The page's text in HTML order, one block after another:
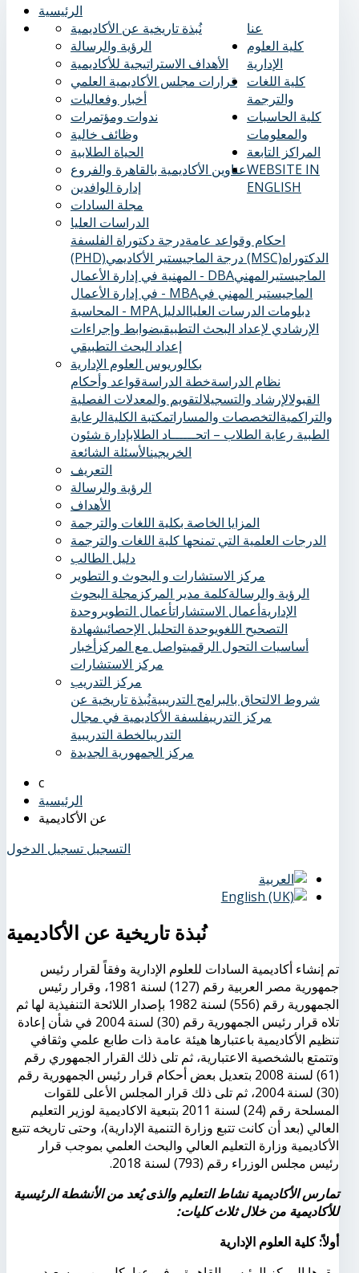
الرئيسية
عنا
نُبذة تاريخية عن الأكاديمية
الرؤية والرسالة
الأهداف الاستراتيجية للأكاديمية
قرارات مجلس الأكاديمية العلمي
أخبار وفعاليات
ندوات ومؤتمرات
وظائف خالية
الحياة الطلابية
عناوين الأكاديمية بالقاهرة والفروع
إدارة الوافدين
كلية العلوم
الإدارية
مجلة السادات
الدراسات العليا
احكام وقواعد عامةدرجة دكتوراة الفلسفة
(PHD)
درجة الماجيستير الأكاديمي (MSC)الدكتوراه
المهنية في إدارة الأعمال - DBAالماجيستيرالمهني
في إدارة الأعمال - MBAالماجيستير المهني في
المحاسبة - MPA
دبلومات الدرسات العلياالدليل
الإرشادي لإعداد البحث التطبيقيضوابط وإجراءات
إعداد البحث التطبيقي
بكالوريوس العلوم الإدارية
نظام الدراسةخطة الدراسةقواعد وأحكام
القبولالإرشاد والتسجيلالتقويم والمعدلات الفصلية
والتراكميةالتخصصات والمساراتمكتبة الكليةالرعاية
الطبية ‏ رعاية الطلاب – اتحــــــاد الطلابإدارة شئون
الخريجينالأسئلة الشائعة
كلية اللغات
والترجمة
التعريف
الرؤية والرسالة
الأهداف
المزايا الخاصة بكلية اللغات والترجمة
الدرجات العلمية التي تمنحها كلية اللغات والترجمة
دليل الطالب
كلية الحاسبات
والمعلومات
المراكز التابعة
مركز الاستشارات و البحوث و التطوير
الرؤية والرسالةكلمة مدير المركز مجلة البحوث
الإداريةأعمال الاستشاراتأعمال التطوير وحدة
التصحيح اللغويوحدة التحليل الإحصائيشهادة
أساسيات التحول الرقميتواصل مع المركزأخبار
مركز الاستشارات
مركز التدريب
شروط الالتحاق بالبرامج التدريبيةنُبذة تاريخية عن
مركز التدريبفلسفة الأكاديمية في مجال
التدريبالخطة التدريبية
مركز الجمهورية الجديدة
WEBSITE IN
ENGLISH
الرئيسية
عن الأكاديمية
التسجيل تسجيل الدخول
نُبذة تاريخية عن الأكاديمية
تم إنشاء أكاديمية السادات للعلوم الإدارية وفقاً لقرار رئيس
جمهورية مصر العربية رقم (127) لسنة 1981، وقرار رئيس
الجمهورية رقم (556) لسنة 1982 بإصدار اللائحة التنفيذية لها ثم
تلاه قرار رئيس الجمهورية رقم (30) لسنة 2004 في شأن إعادة
تنظيم الأكاديمية باعتبارها هيئة عامة ذات طابع علمي وثقافي
وتتمتع بالشخصية الاعتبارية، ثم تلى ذلك القرار الجمهوري رقم
(61) لسنة 2008 بتعديل بعض أحكام قرار رئيس الجمهورية رقم
(30) لسنة 2004، ثم تلى ذلك قرار المجلس الأعلى للقوات
المسلحة رقم (24) لسنة 2011 بتبعية الاكاديمية لوزير التعليم
العالي (بعد أن كانت تتبع وزارة التنمية الإدارية)، وحتى تاريخه تتبع
الأكاديمية وزارة التعليم العالي والبحث العلمي بموجب قرار
رئيس مجلس الوزراء رقم (793) لسنة 2018.
تمارس الأكاديمية نشاط التعليم والذى يُعد من الأنشطة الرئيسية
للأكاديمية من خلال ثلاث كليات:
أولاً: كلية العلوم الإدارية